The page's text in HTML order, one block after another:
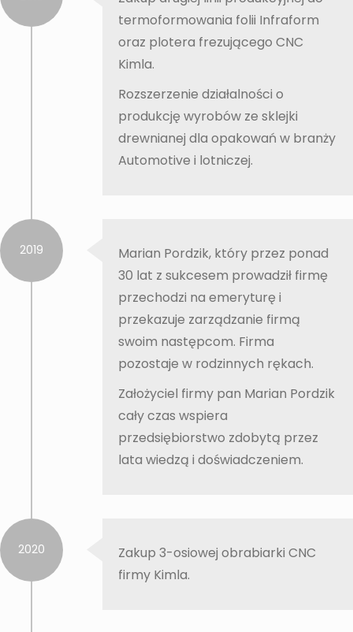
termoformowania folii Infraform
oraz plotera frezującego CNC
Kimla.
Rozszerzenie działalności o
produkcję wyrobów ze sklejki
drewnianej dla opakowań w branży
Automotive i lotniczej.
Marian Pordzik, który przez ponad
30 lat z sukcesem prowadził firmę
przechodzi na emeryturę i
przekazuje zarządzanie firmą
swoim następcom. Firma
pozostaje w rodzinnych rękach.
Założyciel firmy pan Marian Pordzik
cały czas wspiera
przedsiębiorstwo zdobytą przez
lata wiedzą i doświadczeniem.
2019
Zakup 3-osiowej obrabiarki CNC
firmy Kimla.
2020